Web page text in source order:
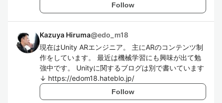
Follow
Kazuya Hiruma@edo_m18
現在はUnity ARエンジニア。 主にARのコンテンツ制
作をしています。 最近は機械学習にも興味が出て勉
強中です。 Unityに関するブログは別で書いています
↓ https://edom18.hateblo.jp/
Follow